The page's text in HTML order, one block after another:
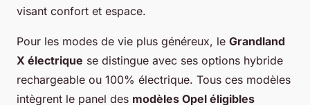
visant confort et espace.
Pour les modes de vie plus généreux, le Grandland
X électrique se distingue avec ses options hybride
rechargeable ou 100% électrique. Tous ces modèles
intègrent le panel des modèles Opel éligibles